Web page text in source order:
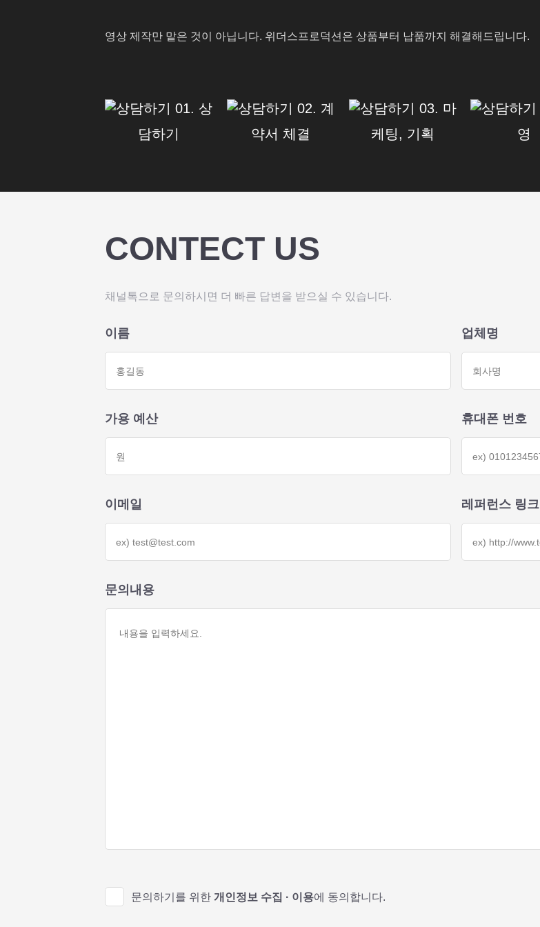
영상 제작만 맡은 것이 아닙니다. 위더스프로덕션은 상품부터 납품까지 해결해드립니다.
01. 상
담하기
02. 계
약서 체결
03. 마
케팅, 기획
영
CONTECT US
채널톡으로 문의하시면 더 빠른 답변을 받으실 수 있습니다.
이름 업체명
가용 예산 휴대폰 번호
이메일 레퍼런스 링크
문의내용
문의하기를 위한 개인정보 수집 · 이용에 동의합니다.